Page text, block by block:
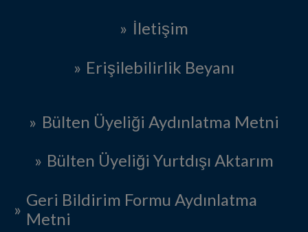
İletişim
Erişilebilirlik Beyanı
Bülten Üyeliği Aydınlatma Metni
Bülten Üyeliği Yurtdışı Aktarım
Geri Bildirim Formu Aydınlatma
Metni